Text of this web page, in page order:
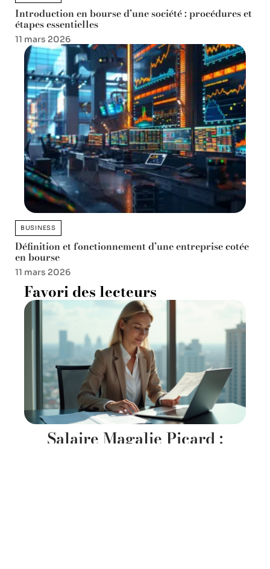
Introduction en bourse d’une société : procédures et
étapes essentielles
11 mars 2026
BUSINESS
Définition et fonctionnement d’une entreprise cotée
en bourse
11 mars 2026
Favori des lecteurs
Salaire Magalie Picard :